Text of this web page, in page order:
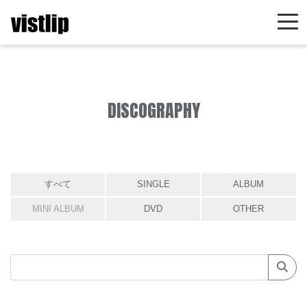
DISCOGRAPHY
すべて SINGLE ALBUM
MINI ALBUM DVD OTHER